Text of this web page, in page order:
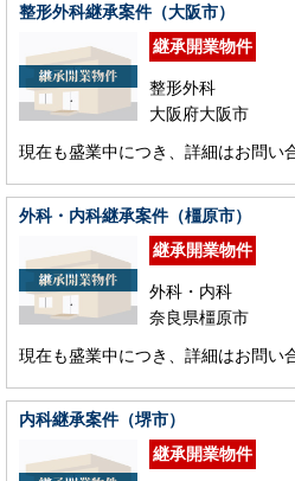
整形外科継承案件（大阪市）
継承開業物件
整形外科
大阪府大阪市
現在も盛業中につき、詳細はお問い
外科・内科継承案件（橿原市）
継承開業物件
外科・内科
奈良県橿原市
現在も盛業中につき、詳細はお問い
内科継承案件（堺市）
継承開業物件